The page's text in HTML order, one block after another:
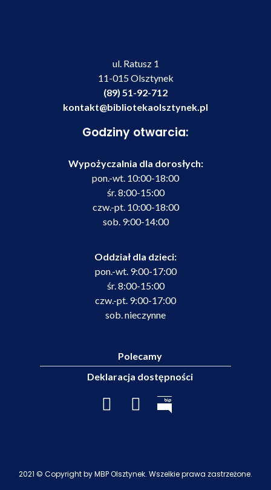
ul. Ratusz 1
11-015 Olsztynek
(89) 51-92-712
kontakt@bibliotekaolsztynek.pl
Godziny otwarcia:
Wypożyczalnia dla dorosłych:
pon.-wt. 10:00-18:00
śr. 8:00-15:00
czw.-pt. 10:00-18:00
sob. 9:00-14:00
Oddział dla dzieci:
pon.-wt. 9:00-17:00
śr. 8:00-15:00
czw.-pt. 9:00-17:00
sob. nieczynne
Polecamy
Deklaracja dostępności
2021 © Copyright by MBP Olsztynek. Wszelkie prawa zastrzeżone.